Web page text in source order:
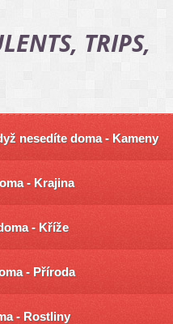
TRIPS,
nesedíte doma - Kameny
- Krajina
- Kříže
- Příroda
- Rostliny